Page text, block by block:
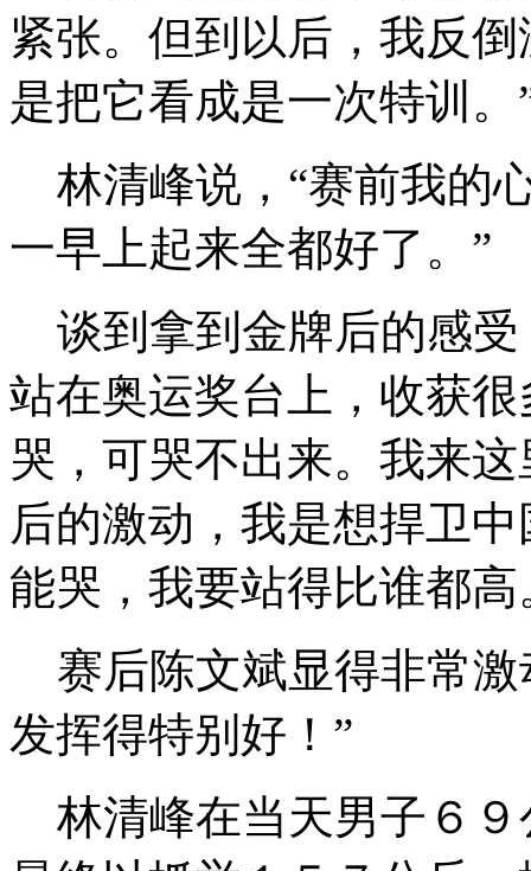
紧张。但到以后，我反
是把它看成是一次特训。
林清峰说，“赛前我的
一早上起来全都好了。”
谈到拿到金牌后的感受
站在奥运奖台上，收获
哭，可哭不出来。我来
后的激动，我是想捍卫
能哭，我要站得比谁都高
赛后陈文斌显得非常激
发挥得特别好！”
林清峰在当天男子６９